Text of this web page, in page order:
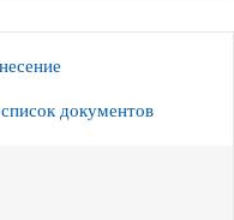
документов